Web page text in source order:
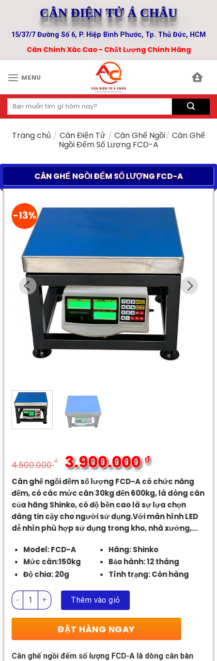
content
CÂN ĐIỆN TỬ Á CHÂU
15/37/7 Đường Số 6, P. Hiệp Bình Phước, Tp. Thủ Đức, HCM
Cân Chính Xác Cao - Chất Lượng Chính Hãng
MENU
Tìm
kiếm:
Trang chủ / Cân Điện Tử / Cân Ghế Ngồi/ Cân Ghế
Ngồi Đếm Số Lượng FCD-A
CÂN GHẾ NGỒI ĐẾM SỐ LƯỢNG FCD-A
-13%
4.500.000₫
Giá
gốc
là:
4.500.000 ₫.
3.900.000₫
Giá
hiện
tại
là:
3.900.000 ₫.
Cân ghế ngồi đếm số lượng FCD-A có chức năng
đếm, có các mức cân 30kg đến 600kg, là dòng cân
của hãng Shinko, có độ bền cao là sự lựa chọn
đáng tin cậy cho người sử dụng.Với màn hình LED
dễ nhìn phù hợp sử dụng trong kho, nhà xưởng,…
Model: FCD-A
Mức cân:150kg
Độ chia: 20g
Hãng: Shinko
Bảo hành: 12 tháng
Tình trạng: Còn hàng
Cân Ghế Ngồi Đếm Số Lượng FCD-A số lượng
Thêm vào giỏ
ĐẶT HÀNG NGAY
Cân ghế ngồi đếm số lượng FCD-A là dòng cân bàn